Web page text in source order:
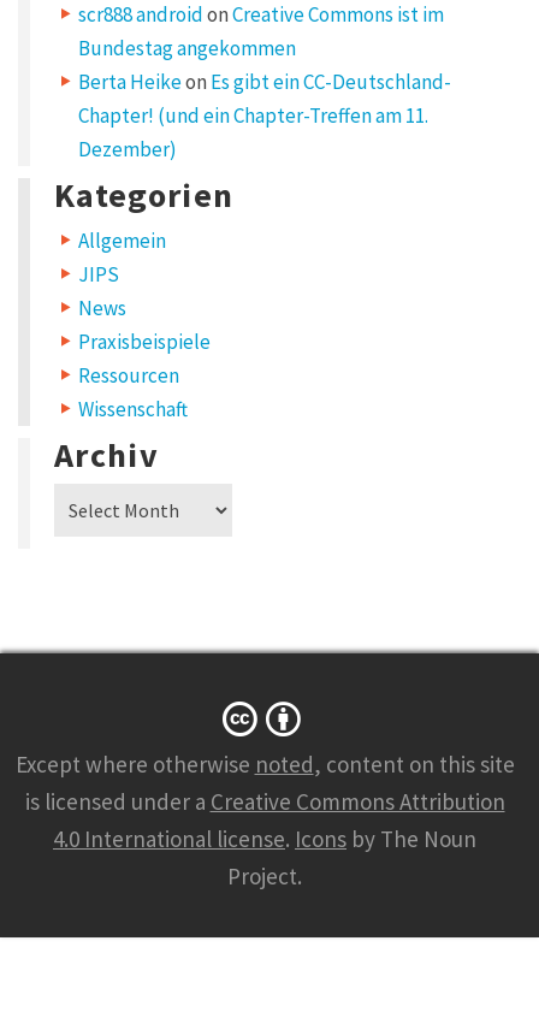
scr888 androidonCreative Commons ist im
Bundestag angekommen
Berta Heikeon Es gibt ein CC-Deutschland-
Chapter! (und ein Chapter-Treffen am 11.
Dezember)
Kategorien
Allgemein
JIPS
News
Praxisbeispiele
Ressourcen
Wissenschaft
Archiv
Archiv
Except where otherwise noted, content on this site
is licensed under a Creative Commons Attribution
4.0 International license. Icons by The Noun
Project.